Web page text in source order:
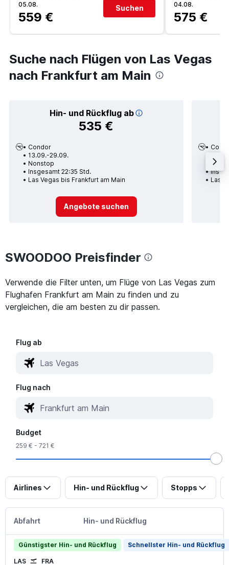
05.08.
559 €
Suchen
04.08.
575 €
Suche nach Flügen von Las Vegas
nach Frankfurt am Main
Hin- und Rückflug ab
535 €
Condor
13.09.-29.09.
Nonstop
Insgesamt 22:35 Std.
Las Vegas bis Frankfurt am Main
Angebote suchen
Las
SWOODOO Preisfinder
Verwende die Filter unten, um Flüge von Las Vegas zum
Flughafen Frankfurt am Main zu finden und zu
vergleichen, die am besten zu dir passen.
Flug ab
Flug nach
Budget
259 € - 721 €
Airlines Hin- und Rückflug Stopps
Abfahrt Hin- und Rückflug
Günstigster Hin- und Rückflug Schnellster Hin- und Rückflug
LAS FRA